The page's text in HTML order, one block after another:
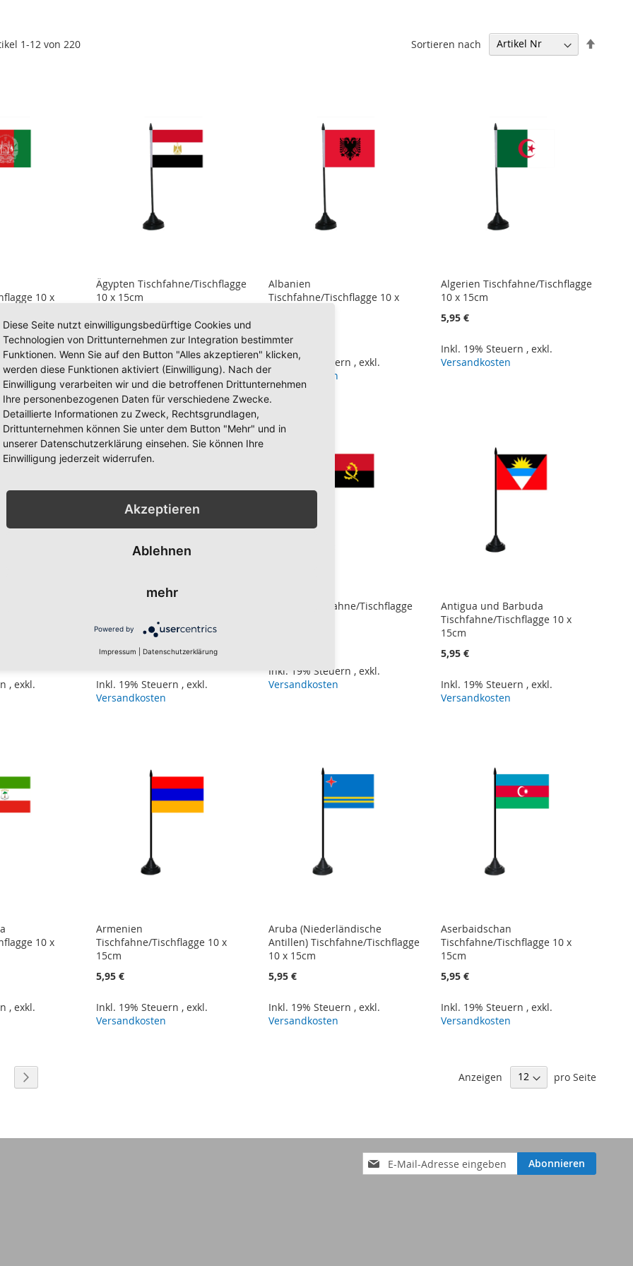
1-12 von220 Sortieren nach
10 x
,exkl.
Ägypten Tischfahne/Tischflagge
10 x 15cm
Inkl. 19% Steuern,exkl.
Versandkosten
Albanien
Tischfahne/Tischflagge 10 x
Inkl. 19% Steuern ,exkl.
Versandkosten
Algerien Tischfahne/Tischflagge
10 x 15cm
5,95 €
Inkl. 19% Steuern ,exkl.
Versandkosten
10 x
,exkl.
Tischfahne/Tischflagge 10 x
15cm
5,95 €
Inkl. 19% Steuern ,exkl.
Versandkosten
Angola Tischfahne/Tischflagge
Inkl. 19% Steuern ,exkl.
Versandkosten
Antigua und Barbuda
Tischfahne/Tischflagge 10 x
15cm
5,95 €
Inkl. 19% Steuern ,exkl.
Versandkosten
10 x
,exkl.
Armenien
Tischfahne/Tischflagge 10 x
15cm
5,95 €
Inkl. 19% Steuern ,exkl.
Versandkosten
Aruba (Niederländische
Antillen) Tischfahne/Tischflagge
10 x 15cm
5,95 €
Inkl. 19% Steuern ,exkl.
Versandkosten
Aserbaidschan
Tischfahne/Tischflagge 10 x
15cm
5,95 €
Inkl. 19% Steuern ,exkl.
Versandkosten
Anzeigen pro Seite
Anmeldung
zum
Abonnieren
Diese Seite nutzt einwilligungsbedürftige Cookies und
Technologien von Drittunternehmen zur Integration bestimmter
Funktionen. Wenn Sie auf den Button "Alles akzeptieren" klicken,
werden diese Funktionen aktiviert (Einwilligung). Nach der
Einwilligung verarbeiten wir und die betroffenen Drittunternehmen
Ihre personenbezogenen Daten für verschiedene Zwecke.
Detaillierte Informationen zu Zweck, Rechtsgrundlagen,
Drittunternehmen können Sie unter dem Button "Mehr" und in
unserer Datenschutzerklärung einsehen. Sie können Ihre
Einwilligung jederzeit widerrufen.
Akzeptieren
Ablehnen
mehr
Powered by
Impressum Datenschutzerklärung